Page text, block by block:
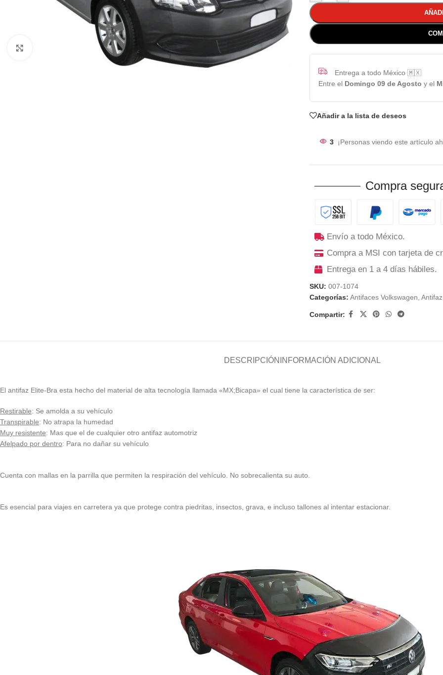
Entrega a todo México 🇲🇽
Entre el Domingo 09 de Agosto y el
Añadir a la lista de deseos
3 ¡Personas viendo este artículo
Compra
Envío a todo México.
Compra a MSI con tarjeta de
Entrega en 1 a 4 días hábiles.
SKU: 007-1074
Categorías: Antifaces Volkswagen
Compartir:
DESCRIPCIÓN INFORMACIÓN ADICIONAL
El antifaz Elite-Bra esta hecho del material de alta tecnología llamada «MX;Bicapa» el cual tiene la característica de ser:
Restirable: Se amolda a su vehículo
Transpirable: No atrapa la humedad
Muy resistente: Mas que el de cualquier otro antifaz automotriz
Afelpado por dentro: Para no dañar su vehículo
Cuenta con mallas en la parrilla que permiten la respiración del vehículo. No sobrecalienta su auto.
Es esencial para viajes en carretera ya que protege contra piedritas, insectos, grava, e incluso tallones al intentar estacionar.